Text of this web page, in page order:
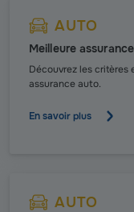
AUTO
Meilleure
Découvrez les critères
assurance auto.
En savoir plus
AUTO